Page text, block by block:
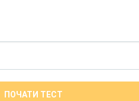
ПОЧАТИ ТЕСТ